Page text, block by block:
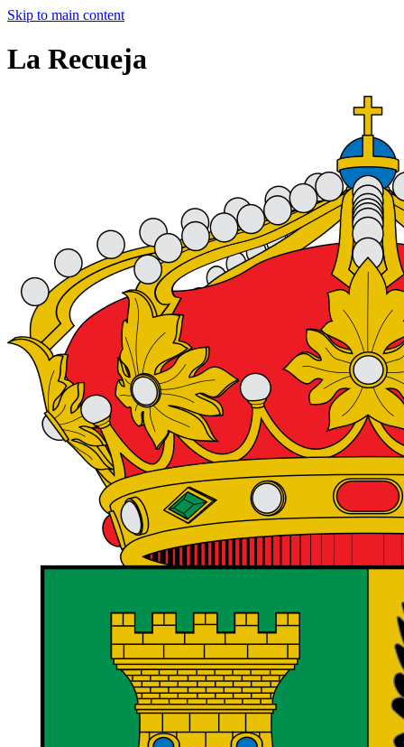
Skip to main content
La Recueja